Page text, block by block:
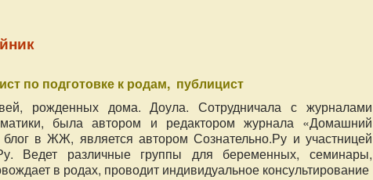
по подготовке к родам
публицист
рожденных дома. Доула. Сотрудничала с журналами
была автором и редактором журнала «Домашний
блог в ЖЖ, является автором Сознательно.Ру и участницей
Ведет различные группы для беременных, семинары,
в родах, проводит индивидуальное консультирование